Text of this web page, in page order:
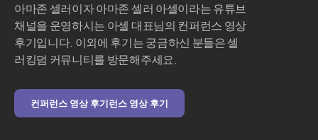
아마존 셀러이자 아마존 셀러 아셀이라는 유튜브
채널을 운영하시는 아셀 대표님의 컨퍼런스 영상
후기입니다. 이외에 후기는 궁금하신 분들은 셀
러킹덤 커뮤니티를 방문해주세요.
컨퍼런스 영상 후기런스 영상 후기